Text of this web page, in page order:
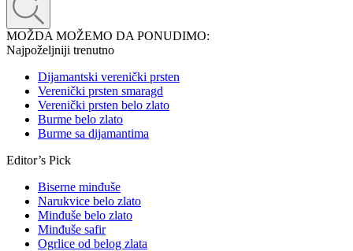
MOŽDA MOŽEMO DA PONUDIMO:
Najpoželjniji trenutno
Dijamantski verenički prsten
Verenički prsten smaragd
Verenički prsten belo zlato
Burme belo zlato
Burme sa dijamantima
Editor’s Pick
Biserne minđuše
Narukvice belo zlato
Minđuše belo zlato
Minđuše safir
Ogrlice od belog zlata